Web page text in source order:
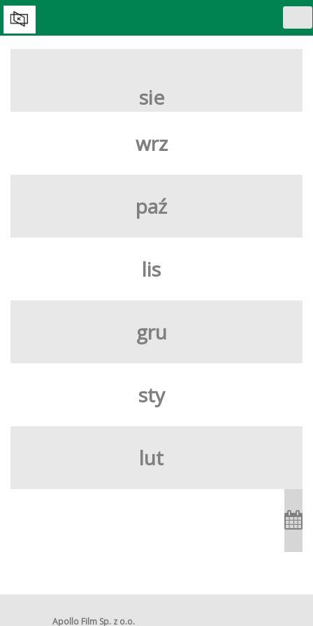
sie
wrz
paź
lis
gru
sty
lut
Apollo Film Sp. z o.o.